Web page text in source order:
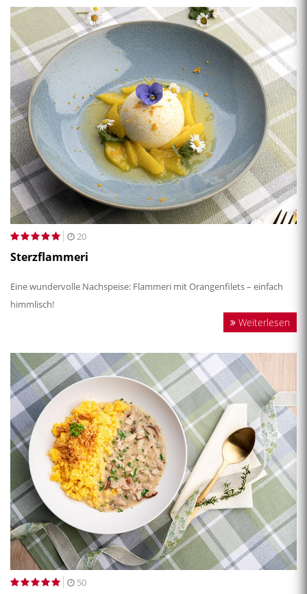
20
Sterzflammeri
Eine wundervolle Nachspeise: Flammeri mit Orangenfilets – einfach
himmlisch!
Weiterlesen
50